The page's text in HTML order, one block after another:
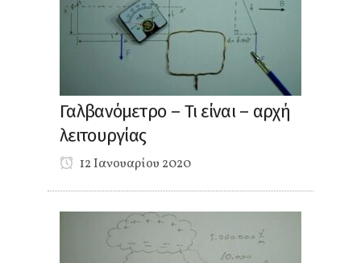
Γαλβανόμετρο – Τι είναι – αρχή
λειτουργίας
12 Ιανουαρίου 2020